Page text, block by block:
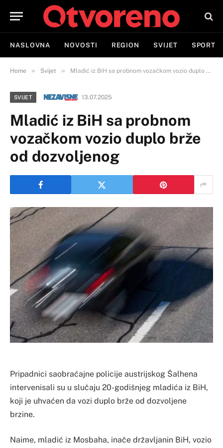
NASLOVNA NOVOSTI REGION SVIJET SPORT
Home » Svijet » Mladić iz BiH sa probnom vozačkom vozio duplo brže od dozvoljenog
SVIJET 13.07.2025
Mladić iz BiH sa probnom
vozačkom vozio duplo brže
od dozvoljenog
Pripadnici saobraćajne policije austrijskog Šalhena
intervenisali su u slučaju 20-godišnjeg mladića iz BiH,
koji je uhvaćen da vozi duplo brže od dozvoljene
brzine.
Naime, mladić iz Mosbaha, inače državljanin BiH, vozio